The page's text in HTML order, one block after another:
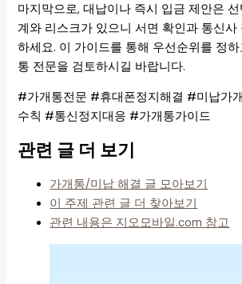
마지막으로, 대납이나 즉시 입금 제안은
계와 리스크가 있으니 서면 확인과 통신사
하세요. 이 가이드를 통해 우선순위를 정
통 전문을 검토하시길 바랍니다.
#가개통전문 #휴대폰정지해결 #미납가
수칙 #통신정지대응 #가개통가이드
관련 글 더 보기
가개통/미납 해결 글 모아보기
이 주제 관련 글 더 찾아보기
관련 내용은 지오모바일.com 참고